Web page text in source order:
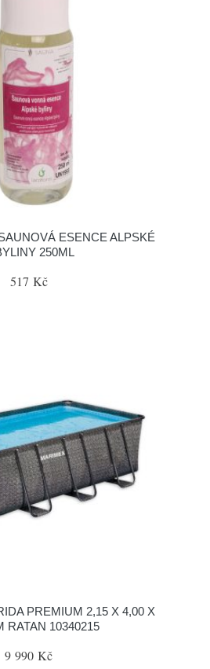
ESENCE ALPSKÉ
250ML
517 Kč
PREMIUM 2,15 X 4,00 X
RATAN 10340215
9 990 Kč